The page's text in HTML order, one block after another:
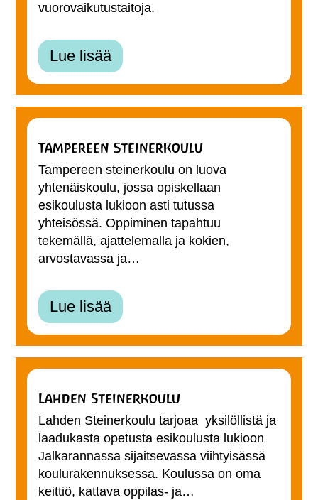
vuorovaikutustaitoja.
Lue lisää
Tampereen Steinerkoulu
Tampereen steinerkoulu on luova
yhtenäiskoulu, jossa opiskellaan
esikoulusta lukioon asti tutussa
yhteisössä. Oppiminen tapahtuu
tekemällä, ajattelemalla ja kokien,
arvostavassa ja…
Lue lisää
Lahden Steinerkoulu
Lahden Steinerkoulu tarjoaa yksilöllistä ja
laadukasta opetusta esikoulusta lukioon
Jalkarannassa sijaitsevassa viihtyisässä
koulurakennuksessa. Koulussa on oma
keittiö, kattava oppilas- ja…